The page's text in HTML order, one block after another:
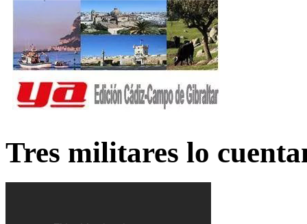
Tres militares lo